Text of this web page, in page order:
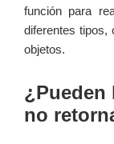
función para
diferentes tipos,
objetos.
¿Pueden
no